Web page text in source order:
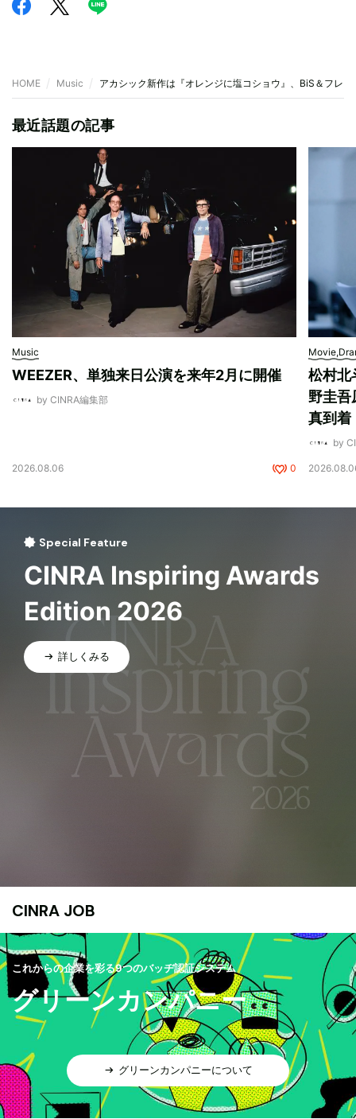
HOME Music アカシック新作は『オレンジに塩コショウ』、BiS＆フレ
最近話題の記事
Music
WEEZER、単独来日公演を来年2月に開催
by CINRA編集部
2026.08.06 0
松村北
野圭吾
真到着
by
Special Feature
CINRA Inspiring Awards
Edition 2026
詳しくみる
CINRA JOB
これからの企業を彩る9つのバッヂ認証システム
グリーンカンパニー
グリーンカンパニーについて